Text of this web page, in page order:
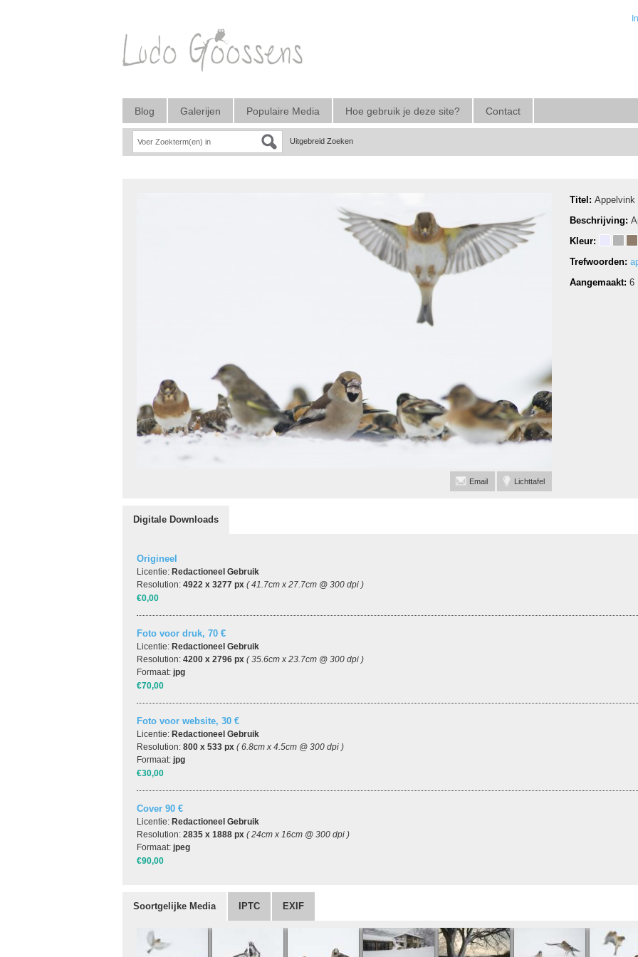
Blog Galerijen Populaire Media Hoe gebruik je deze site? Contact
Uitgebreid Zoeken
Lichttafel
Email
Titel: Appelvink
Beschrijving:
Kleur:
Trefwoorden:
Aangemaakt: 6
Digitale Downloads
Origineel
Licentie: Redactioneel Gebruik
Resolution: 4922 x 3277 px ( 41.7cm x 27.7cm @ 300 dpi )
€0,00
Foto voor druk, 70 €
Licentie: Redactioneel Gebruik
Resolution: 4200 x 2796 px ( 35.6cm x 23.7cm @ 300 dpi )
Formaat: jpg
€70,00
Foto voor website, 30 €
Licentie: Redactioneel Gebruik
Resolution: 800 x 533 px ( 6.8cm x 4.5cm @ 300 dpi )
Formaat: jpg
€30,00
Cover 90 €
Licentie: Redactioneel Gebruik
Resolution: 2835 x 1888 px ( 24cm x 16cm @ 300 dpi )
Formaat: jpeg
€90,00
Soortgelijke Media IPTC EXIF